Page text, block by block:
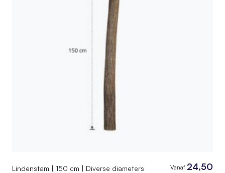
Lindenstam | 150 cm | Diverse diameters Vanaf 24,50